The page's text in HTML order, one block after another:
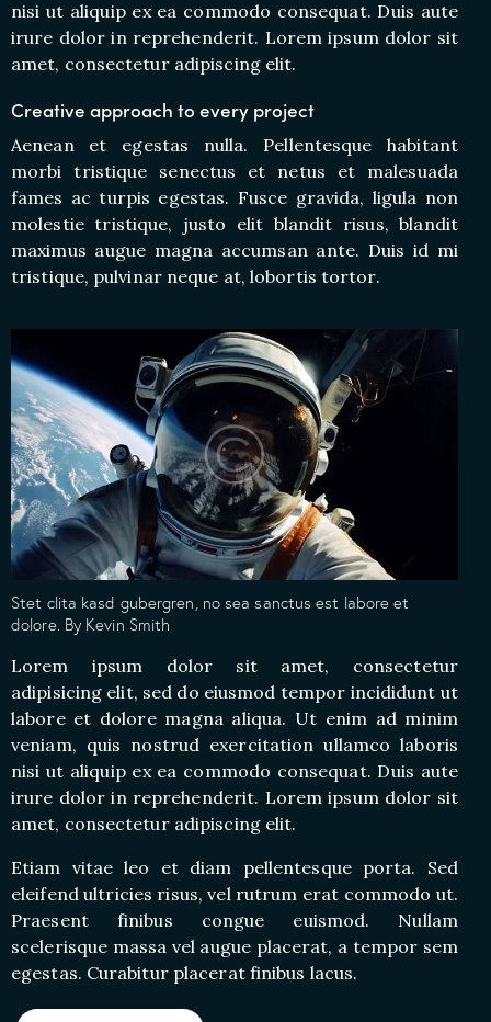
nisi ut aliquip ex ea commodo consequat. Duis aute
irure dolor in reprehenderit. Lorem ipsum dolor sit
amet, consectetur adipiscing elit.
Creative approach to every project
Aenean et egestas nulla. Pellentesque habitant
morbi tristique senectus et netus et malesuada
fames ac turpis egestas. Fusce gravida, ligula non
molestie tristique, justo elit blandit risus, blandit
maximus augue magna accumsan ante. Duis id mi
tristique, pulvinar neque at, lobortis tortor.
Stet clita kasd gubergren, no sea sanctus est labore et
dolore. By Kevin Smith
Lorem ipsum dolor sit amet, consectetur
adipisicing elit, sed do eiusmod tempor incididunt ut
labore et dolore magna aliqua. Ut enim ad minim
veniam, quis nostrud exercitation ullamco laboris
nisi ut aliquip ex ea commodo consequat. Duis aute
irure dolor in reprehenderit. Lorem ipsum dolor sit
amet, consectetur adipiscing elit.
Etiam vitae leo et diam pellentesque porta. Sed
eleifend ultricies risus, vel rutrum erat commodo ut.
Praesent finibus congue euismod. Nullam
scelerisque massa vel augue placerat, a tempor sem
egestas. Curabitur placerat finibus lacus.